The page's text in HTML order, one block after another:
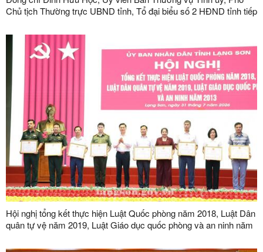
Chủ tịch Thường trực UBND tỉnh, Tổ đại biểu số 2 HĐND tỉnh tiếp
Hội nghị tổng kết thực hiện Luật Quốc phòng năm 2018, Luật Dân
quân tự vệ năm 2019, Luật Giáo dục quốc phòng và an ninh năm